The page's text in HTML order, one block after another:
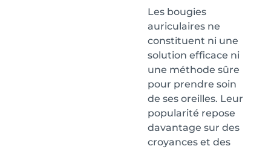
Les bougies
auriculaires ne
constituent ni une
solution efficace ni
une méthode sûre
pour prendre soin
de ses oreilles. Leur
popularité repose
davantage sur des
croyances et des